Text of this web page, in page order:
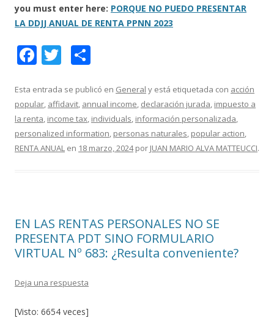
you must enter here: PORQUE NO PUEDO PRESENTAR
LA DDJJ ANUAL DE RENTA PPNN 2023
F
e
b
o
o
T
itt
er
m
p
ar
ti
Esta entrada se publicó en General y está etiquetada con acción
popular, affidavit, annual income, declaración jurada, impuesto a
la renta, income tax, individuals, información personalizada,
personalized information, personas naturales, popular action,
RENTA ANUAL en 18 marzo, 2024por JUAN MARIO ALVA MATTEUCCI.
EN LAS RENTAS PERSONALES NO SE
PRESENTA PDT SINO FORMULARIO
VIRTUAL Nº 683: ¿Resulta conveniente?
Deja una respuesta
[Visto: 6654 veces]